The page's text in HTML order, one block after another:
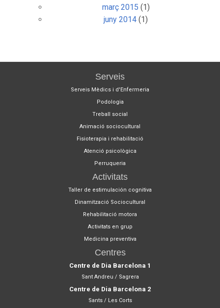
març 2015 (1)
juny 2014 (1)
Serveis
Serveis Mèdics i d'Enfermeria
Podologia
Treball social
Animació sociocultural
Fisioterapia i rehabilitació
Atenció psicològica
Perruqueria
Activitats
Taller de estimulación cognitiva
Dinamització Sociocultural
Rehabilitació motora
Activitats en grup
Medicina preventiva
Centres
Centre de Dia Barcelona 1
Sant Andreu / Sagrera
Centre de Dia Barcelona 2
Sants / Les Corts